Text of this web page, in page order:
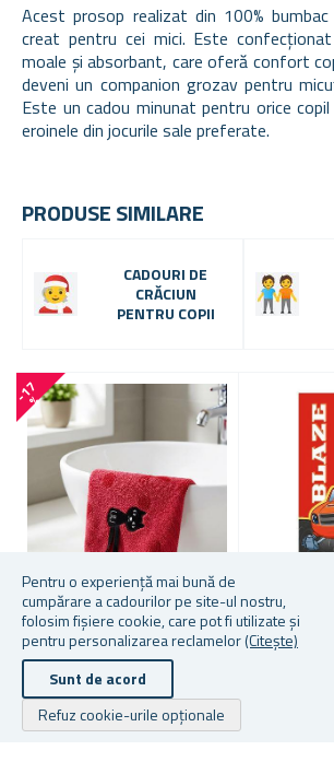
Pentru o experiență mai bună de
cumpărare a cadourilor pe site-ul nostru,
folosim fișiere cookie, care pot fi utilizate și
pentru personalizarea reclamelor(Citește)
Sunt de acord
Refuz cookie-urile opționale
Acest prosop realizat din 100%
creat pentru cei mici. Este
moale și absorbant, care oferă confort
deveni un companion grozav pentru
Este un cadou minunat pentru orice
eroinele din jocurile sale preferate.
PRODUSE SIMILARE
CADOURI DE
CRĂCIUN
PENTRU COPII
-
1
7
%
Mai multe culori disponibile
PROSOP CU PISICĂ 50X25
CM
★★★★★
★★★★★
PROSOP
PATRU ROȚI